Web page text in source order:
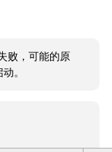
败，可能的原
。